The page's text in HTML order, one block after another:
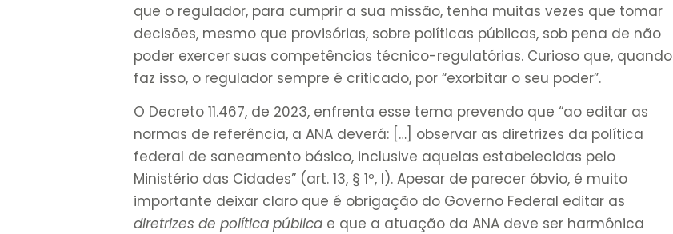
que o regulador, para cumprir a sua missão, tenha muitas vezes que tomar
decisões, mesmo que provisórias, sobre políticas públicas, sob pena de não
poder exercer suas competências técnico-regulatórias. Curioso que, quando
faz isso, o regulador sempre é criticado, por “exorbitar o seu poder”.
O Decreto 11.467, de 2023, enfrenta esse tema prevendo que “ao editar as
normas de referência, a ANA deverá: […] observar as diretrizes da política
federal de saneamento básico, inclusive aquelas estabelecidas pelo
Ministério das Cidades” (art. 13, § 1º, I). Apesar de parecer óbvio, é muito
importante deixar claro que é obrigação do Governo Federal editar as
diretrizes de política pública e que a atuação da ANA deve ser harmônica